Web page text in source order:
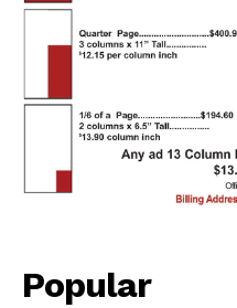
Popular